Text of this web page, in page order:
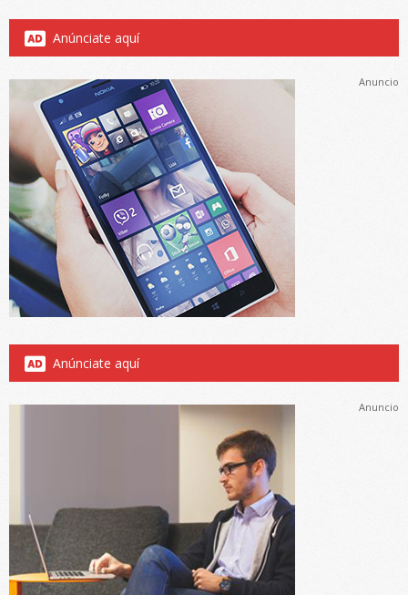
Anúnciate aquí
Anuncio
Anúnciate aquí
Anuncio